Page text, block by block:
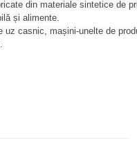
din materiale sintetice de
și alimente.
uz casnic, mașini-unelte de